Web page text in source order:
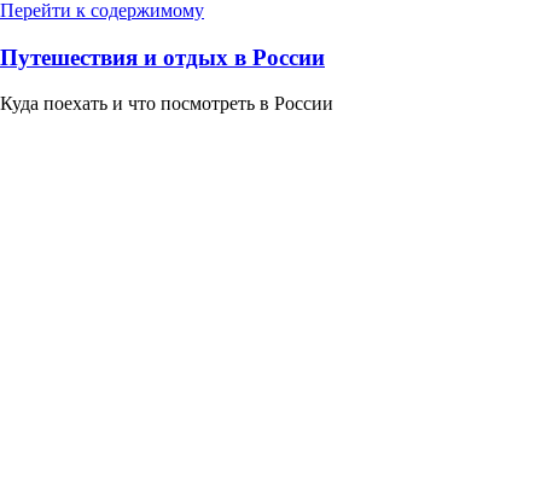
Перейти к содержимому
Путешествия и отдых в России
Куда поехать и что посмотреть в России